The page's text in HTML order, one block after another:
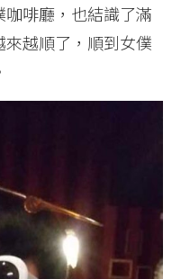
啡廳，也結識了滿
越順了，順到女僕